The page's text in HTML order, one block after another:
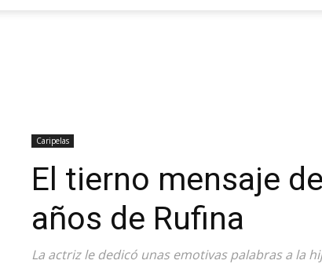
Caripelas
El tierno mensaje
años de Rufina
La actriz le dedicó unas emotivas palabras a la